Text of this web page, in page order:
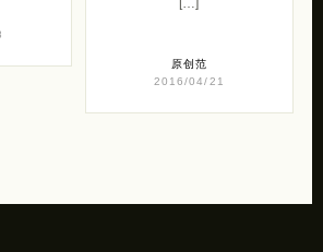
原创范
2016/04/21